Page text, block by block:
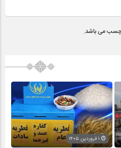
می باشد.